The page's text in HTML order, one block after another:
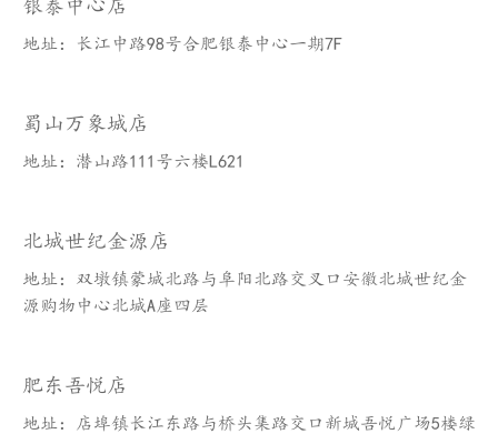
银泰中心店
地址：长江中路98号合肥银泰中心一期7F
蜀山万象城店
地址：潜山路111号六楼L621
北城世纪金源店
地址：双墩镇蒙城北路与阜阳北路交叉口安徽北城世纪金
源购物中心北城A座四层
肥东吾悦店
地址：店埠镇长江东路与桥头集路交口新城吾悦广场5楼绿